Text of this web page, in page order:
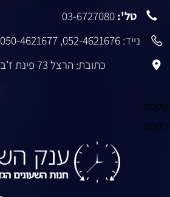
טל': 03-6727080
נייד: 052-4621676
,
050-4621677
כתובת: הרצל 73 פינת ז’בוטינסקי רמת גן
טקסט
טקסט